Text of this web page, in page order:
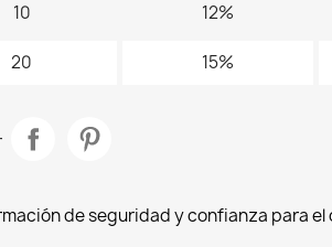
10 12%
20 15%
de seguridad y confianza para